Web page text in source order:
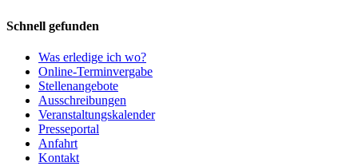
Schnell gefunden
Was erledige ich wo?
Online-Terminvergabe
Stellenangebote
Ausschreibungen
Veranstaltungskalender
Presseportal
Anfahrt
Kontakt